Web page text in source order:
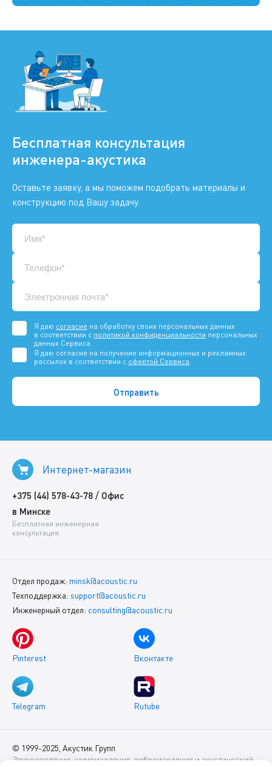
Бесплатная консультация
инженера-акустика
Оставьте заявку, а мы поможем подобрать материалы и
конструкцию под Вашу задачу.
Я даю согласие на обработку своих персональных данных
в соответствии с политикой конфиденциальности персональных
данных Сервиса.
Я даю согласие на получение информационных и рекламных
рассылок в соответствии с офертой Сервиса.
Интернет-магазин
+375 (44) 578-43-78 / Офис
в Минске
Бесплатная инженерная
консультация
Отдел продаж: minsk@acoustic.ru
Техподдержка: support@acoustic.ru
Инженерный отдел: consulting@acoustic.ru
Pinterest Вконтакте
Telegram Rutube
© 1999-2025, Акустик Групп
Звукоизоляция, шумоизоляция, виброизоляция и акустический